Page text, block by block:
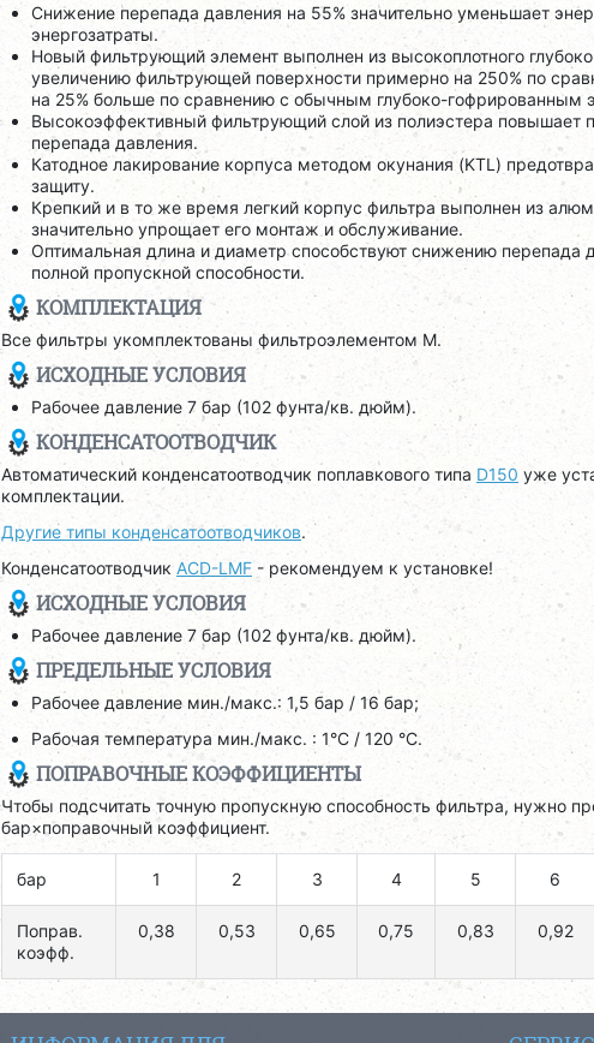
Снижение перепада давления на 55% значительно уменьшает
энергозатраты.
Новый фильтрующий элемент выполнен из высокоплотного
увеличению фильтрующей поверхности примерно на 250% по
на 25% больше по сравнению с обычным глубоко-гофрированным
Высокоэффективный фильтрующий слой из полиэстера повышает
перепада давления.
Катодное лакирование корпуса методом окунания (KTL)
защиту.
Крепкий и в то же время легкий корпус фильтра выполнен из
значительно упрощает его монтаж и обслуживание.
Оптимальная длина и диаметр способствуют снижению перепада
полной пропускной способности.
КОМПЛЕКТАЦИЯ
Все фильтры укомплектованы фильтроэлементом M.
ИСХОДНЫЕ УСЛОВИЯ
Рабочее давление 7 бар (102 фунта/кв. дюйм).
КОНДЕНСАТООТВОДЧИК
Автоматический конденсатоотводчик поплавкового типа D150 уже
комплектации.
Другие типы конденсатоотводчиков.
Конденсатоотводчик ACD-LMF- рекомендуем к установке!
ИСХОДНЫЕ УСЛОВИЯ
Рабочее давление 7 бар (102 фунта/кв. дюйм).
ПРЕДЕЛЬНЫЕ УСЛОВИЯ
Рабочее давление мин./макс.: 1,5 бар / 16 бар;
Рабочая температура мин./макс. : 1°C / 120 °C.
ПОПРАВОЧНЫЕ КОЭФФИЦИЕНТЫ
Чтобы подсчитать точную пропускную способность фильтра, нужно
бар×поправочный коэффициент.
бар 1 2 3 4 5 6
Поправ.
коэфф.
0,38 0,53 0,65 0,75 0,83 0,92